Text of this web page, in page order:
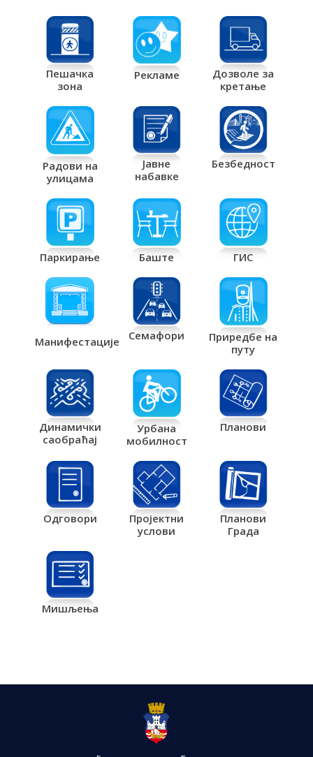
Пешачка
зона
Рекламе
Дозволе за
кретање
Радови на
улицама
Јавне
набавке
Безбедност
Паркирање Баште ГИС
Манифестације Семафори
Приредбе на
путу
Динамички
саобраћај
Урбана
мобилност
Планови
Одговори
Пројектни
услови
Планови
Града
Мишљења